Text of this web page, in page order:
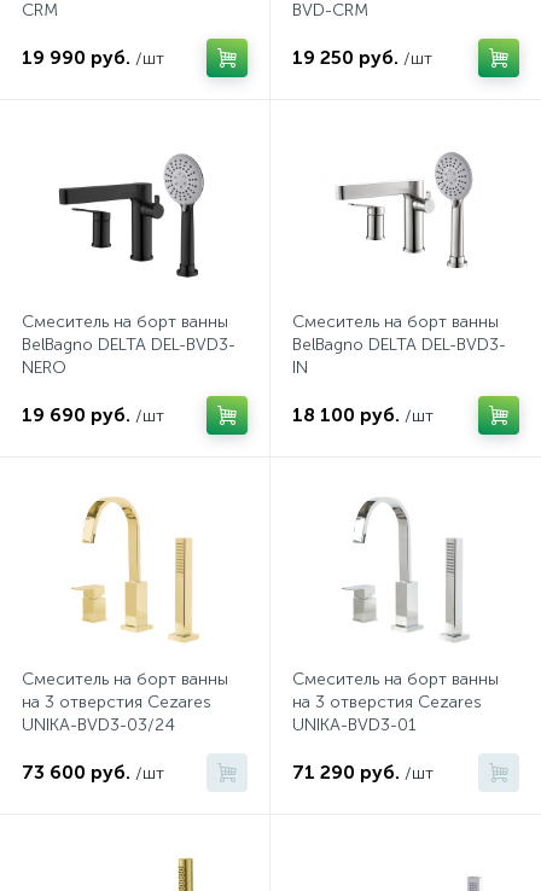
CRM
19 990 руб. /шт
BVD-CRM
19 250 руб. /шт
Смеситель на борт ванны
BelBagno DELTA DEL-BVD3-
NERO
19 690 руб. /шт
Смеситель на борт ванны
BelBagno DELTA DEL-BVD3-
IN
18 100 руб. /шт
Смеситель на борт ванны
на 3 отверстия Cezares
UNIKA-BVD3-03/24
73 600 руб. /шт
Смеситель на борт ванны
на 3 отверстия Cezares
UNIKA-BVD3-01
71 290 руб. /шт
Контакты
Сиденья для душевых ограждений
Комплектующие для мебели